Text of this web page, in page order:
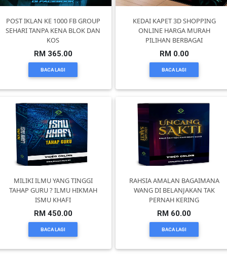
POST IKLAN KE 1000 FB GROUP
SEHARI TANPA KENA BLOK DAN
KOS
RM 365.00
BACA LAGI
KEDAI KAPET 3D SHOPPING
ONLINE HARGA MURAH
PILIHAN BERBAGAI
RM 0.00
BACA LAGI
MILIKI ILMU YANG TINGGI
TAHAP GURU ? ILMU HIKMAH
ISMU KHAFI
RM 450.00
BACA LAGI
RAHSIA AMALAN BAGAIMANA
WANG DI BELANJAKAN TAK
PERNAH KERING
RM 60.00
BACA LAGI
SELANGOR(37)
PAHANG(13)
KELANTAN(22)
PERAK(41)
NEGERI
SEMBILAN(10)
KEDAH(13)